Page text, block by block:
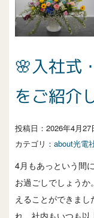
🌸入社式
をご紹介
投稿日： 2026年4月27
カテゴリ： about光電
4月もあっという間
お過ごしでしょう
えることができま